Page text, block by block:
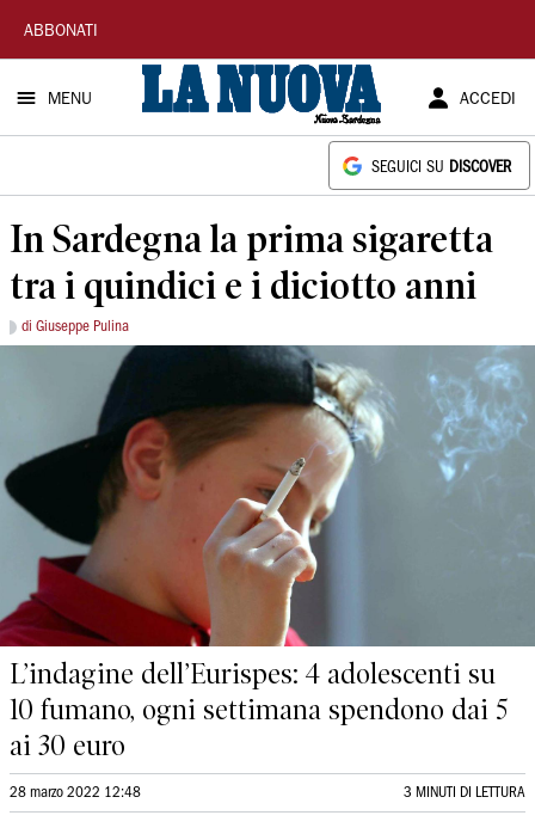
La
Nuova
Sardegna
ABBONATI
MENU ACCEDI
SEGUICI SU DISCOVER
In Sardegna la prima sigaretta
tra i quindici e i diciotto anni
di Giuseppe Pulina
L’indagine dell’Eurispes: 4 adolescenti su
10 fumano, ogni settimana spendono dai 5
ai 30 euro
28 marzo 2022 12:48 3 MINUTI DI LETTURA